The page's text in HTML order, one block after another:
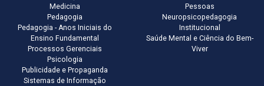
Medicina
Pedagogia
Pedagogia - Anos Iniciais do
Ensino Fundamental
Processos Gerenciais
Psicologia
Publicidade e Propaganda
Sistemas de Informação
Pessoas
Neuropsicopedagogia
Institucional
Saúde Mental e Ciência do Bem-
Viver